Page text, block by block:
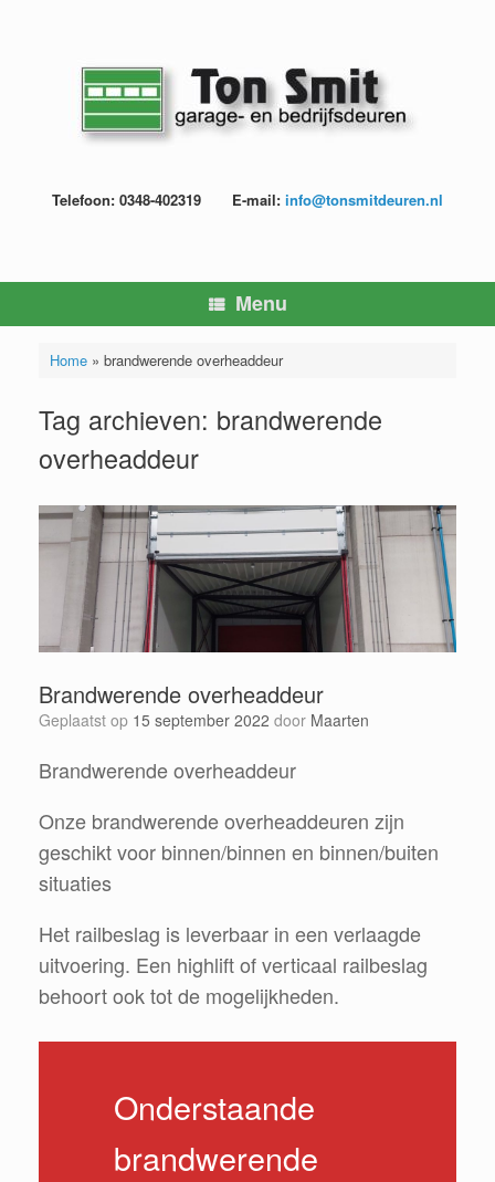
Telefoon: 0348-402319 E-mail: info@tonsmitdeuren.nl
Menu
Home» brandwerende overheaddeur
Tag archieven: brandwerende
overheaddeur
Brandwerende overheaddeur
Geplaatst op 15 september 2022 door Maarten
Brandwerende overheaddeur
Onze brandwerende overheaddeuren zijn
geschikt voor binnen/binnen en binnen/buiten
situaties
Het railbeslag is leverbaar in een verlaagde
uitvoering. Een highlift of verticaal railbeslag
behoort ook tot de mogelijkheden.
Onderstaande
brandwerende